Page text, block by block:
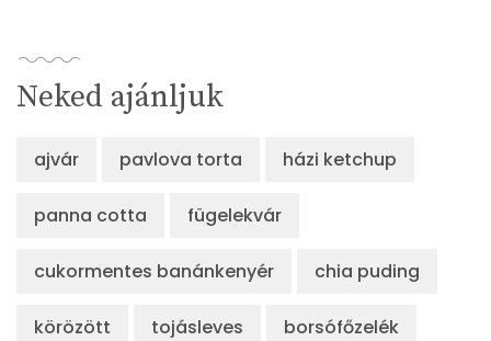
Neked ajánljuk
ajvár pavlova torta házi ketchup
panna cotta fügelekvár
cukormentes banánkenyér chia puding
körözött tojásleves borsófőzelék